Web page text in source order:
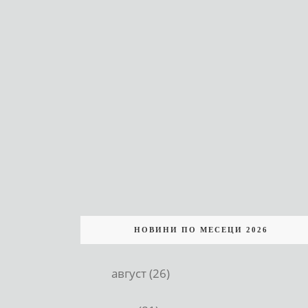
НОВИНИ ПО МЕСЕЦИ 2026
август (26)